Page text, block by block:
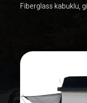
Fiberglass kabuklu,